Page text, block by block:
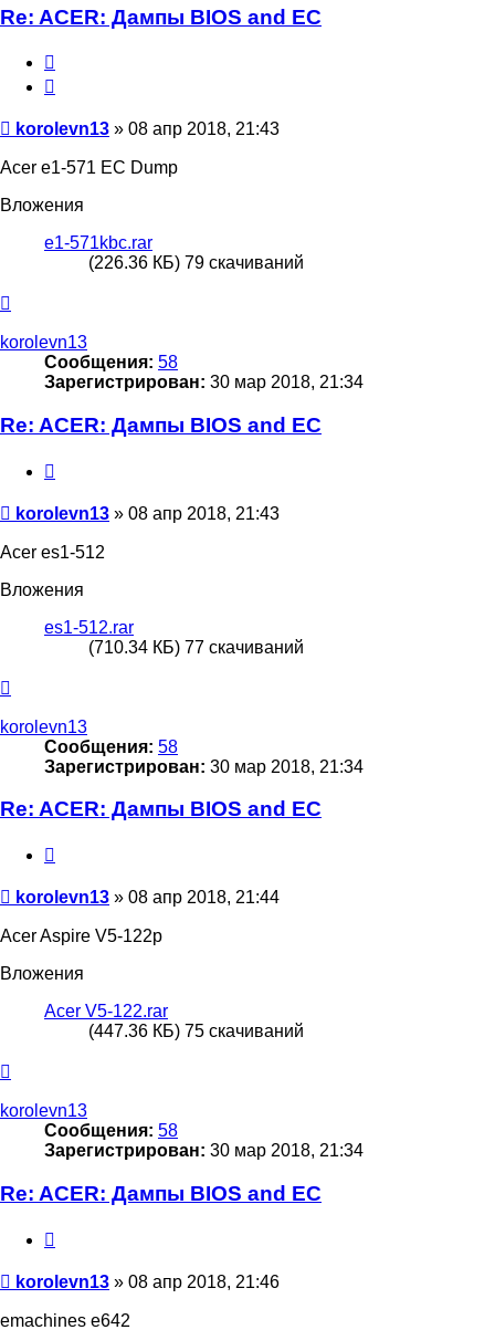
Re: ACER: Дампы BIOS and EC
Сообщение
korolevn13 » 08 апр 2018, 21:43
Acer e1-571 EC Dump
Вложения
e1-571kbc.rar
(226.36 КБ) 79 скачиваний
началу
korolevn13
Сообщения: 58
Зарегистрирован: 30 мар 2018, 21:34
Re: ACER: Дампы BIOS and EC
Сообщение
korolevn13 » 08 апр 2018, 21:43
Acer es1-512
Вложения
es1-512.rar
(710.34 КБ) 77 скачиваний
началу
korolevn13
Сообщения: 58
Зарегистрирован: 30 мар 2018, 21:34
Re: ACER: Дампы BIOS and EC
Сообщение
korolevn13 » 08 апр 2018, 21:44
Acer Aspire V5-122p
Вложения
Acer V5-122.rar
(447.36 КБ) 75 скачиваний
началу
korolevn13
Сообщения: 58
Зарегистрирован: 30 мар 2018, 21:34
Re: ACER: Дампы BIOS and EC
Сообщение
korolevn13 » 08 апр 2018, 21:46
emachines e642